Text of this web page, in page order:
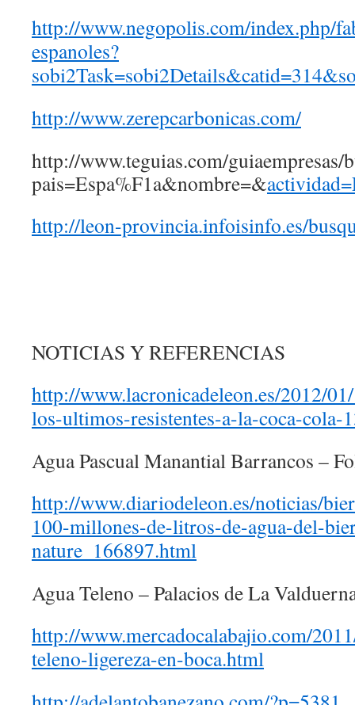
http://www.negopolis.com/index.php/
espanoles?
http://www.zerepcarbonicas.com/
http://www.teguias.com/guiaempresas/
pais=Espa%F1a&nombre=&
http://leon-provincia.infoisinfo.es/
NOTICIAS Y REFERENCIAS
http://www.lacronicadeleon.es/2012/
los-ultimos-resistentes-a-la-coca-cola-
Agua Pascual Manantial Barrancos –
http://www.diariodeleon.es/noticias/
100-millones-de-litros-de-agua-del-
nature_166897.html
Agua Teleno – Palacios de La
http://www.mercadocalabajio.com/
teleno-ligereza-en-boca.html